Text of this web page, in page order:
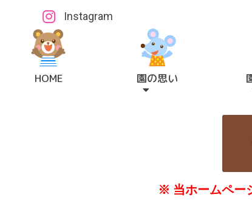
Instagram
HOME 園の思い
※ 当ホームペー